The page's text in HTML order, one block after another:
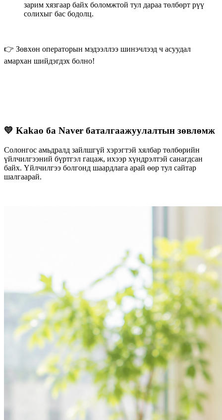
зарим хязгаар байх боломжтой тул дараа төлбөрт рүү
солихыг бас бодолц.
👉 Зөвхөн операторын мэдээллээ шинэчлээд ч асуудал
амархан шийдэгдэх болно!
💛 Kakao ба Naver баталгаажуулалтын зөвлөмж
Солонгос амьдралд зайлшгүй хэрэгтэй хялбар төлбөрийн
үйлчилгээний бүртгэл гацаж, ихээр хүндрэлтэй санагдсан
байх. Үйлчилгээ болгонд шаардлага арай өөр тул сайтар
шалгаарай.